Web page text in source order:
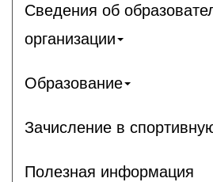
Сведения об
организации
Образование
Зачисление в
Полезная информация